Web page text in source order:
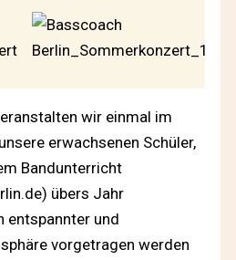
wir einmal im
erwachsenen Schüler,
Bandunterricht
übers Jahr
entspannter und
vorgetragen werden